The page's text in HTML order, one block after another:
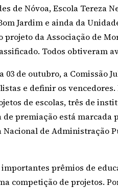
de Nóvoa, Escola Tereza
Jardim e ainda da
da Associação de
Todos obtiveram
de outubro, a Comissão
e definir os
de escolas, três de
premiação está marcada
de Administração
prêmios de
competição de projetos.